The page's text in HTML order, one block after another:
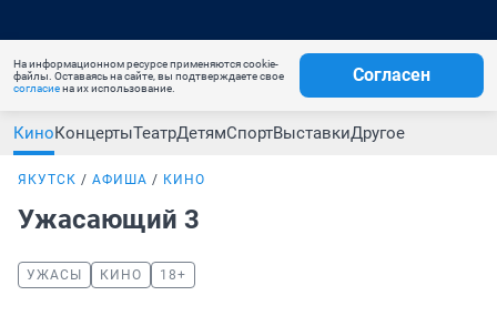
На информационном ресурсе применяются cookie-
файлы. Оставаясь на сайте, вы подтверждаете свое
согласиена их использование.
Согласен
КиноКонцертыТеатрДетямСпортВыставкиДругое
ЯКУТСК АФИША КИНО
Ужасающий 3
УЖАСЫ КИНО 18+